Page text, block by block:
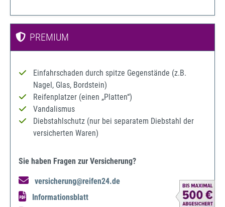
PREMIUM
Einfahrschaden durch spitze Gegenstände (z.B.
Nagel, Glas, Bordstein)
Reifenplatzer (einen „Platten“)
Vandalismus
Diebstahlschutz (nur bei separatem Diebstahl der
versicherten Waren)
Sie haben Fragen zur Versicherung?
versicherung@reifen24.de
Informationsblatt